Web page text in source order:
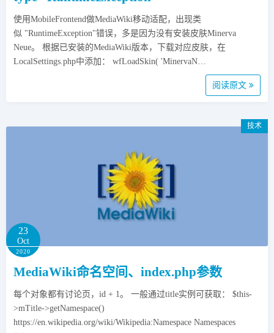
使用MobileFrontend做MediaWiki移动适配，出现类
似 "RuntimeException"错误，多是因为没有安装皮肤Minerva
Neue。 根据已安装的MediaWiki版本，下载对应皮肤，在
LocalSettings.php中添加： wfLoadSkin( 'MinervaN…
阅读原文
技术
23
Oct
2020
MediaWiki命名空间、index.php参数
每个对象都有讨论页，id + 1。 一般通过title实例可获取： $this-
>mTitle->getNamespace()
https://en.wikipedia.org/wiki/Wikipedia:Namespace Namespaces